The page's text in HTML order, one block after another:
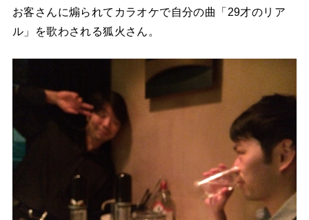
お客さんに煽られてカラオケで自分の曲「29才のリア
ル」を歌わされる狐火さん。